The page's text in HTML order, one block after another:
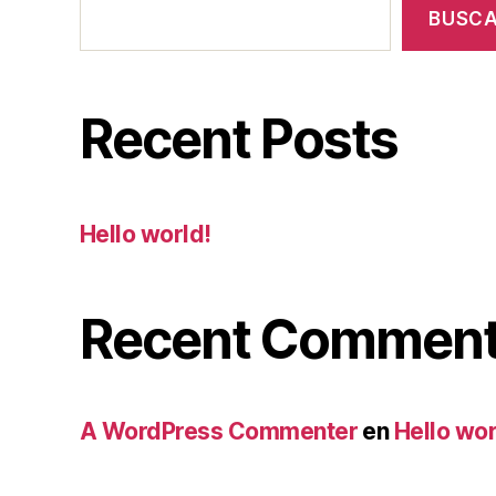
Recent Posts
Hello world!
Recent
A WordPress Commenteren Hello